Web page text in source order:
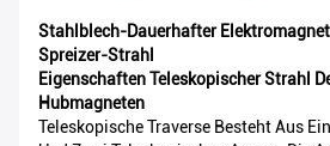
Stahlblech-Dauerhafter
Spreizer-Strahl
Eigenschaften Teleskopischer Strahl
Hubmagneten
Teleskopische Traverse Besteht Aus